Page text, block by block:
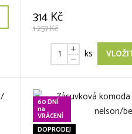
314 Kč
1 257 Kč
ks
60 DNÍ
na
VRÁCENÍ
DOPRODEJ